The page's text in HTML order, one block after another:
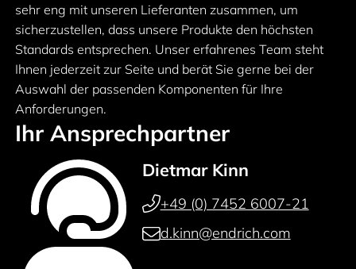
sehr eng mit unseren Lieferanten zusammen, um
sicherzustellen, dass unsere Produkte den höchsten
Standards entsprechen. Unser erfahrenes Team steht
Ihnen jederzeit zur Seite und berät Sie gerne bei der
Auswahl der passenden Komponenten für Ihre
Anforderungen.
Ihr Ansprechpartner
Dietmar Kinn
+49 (0) 7452 6007-21
d.kinn@endrich.com